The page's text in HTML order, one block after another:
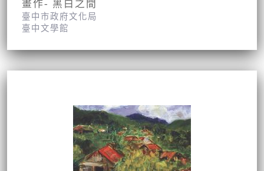
畫作- 黑白之間
臺中市政府文化局
臺中文學館